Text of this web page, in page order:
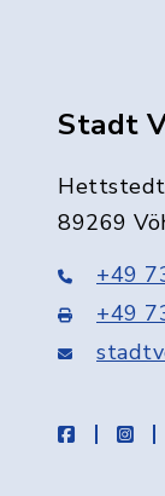
Stadt
89269
+49
+49
facebook